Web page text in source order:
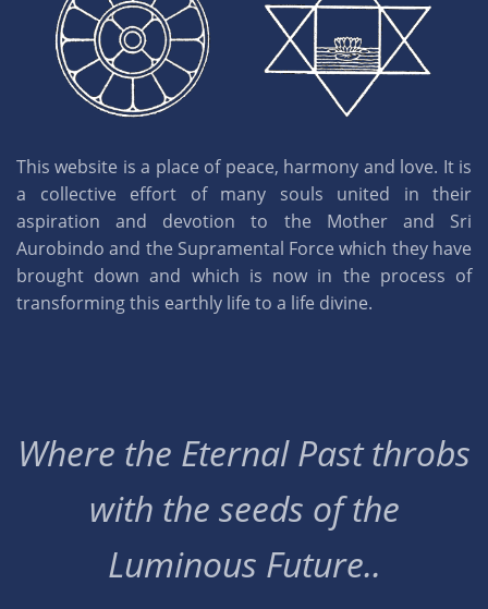
This website is a place of peace, harmony and love. It is
a collective effort of many souls united in their
aspiration and devotion to the Mother and Sri
Aurobindo and the Supramental Force which they have
brought down and which is now in the process of
transforming this earthly life to a life divine.
Where the Eternal Past throbs
with the seeds of the
Luminous Future..